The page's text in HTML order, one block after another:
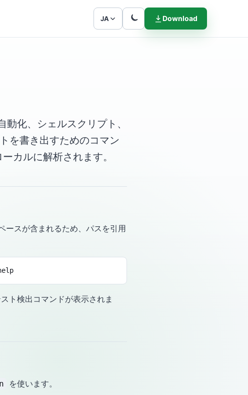
JA Download
化、シェルスクリプト、
を書き出すためのコマン
カルに解析されます。
ースが含まれるため、パスを引用
ト検出コマンドが表示されま
を使います。